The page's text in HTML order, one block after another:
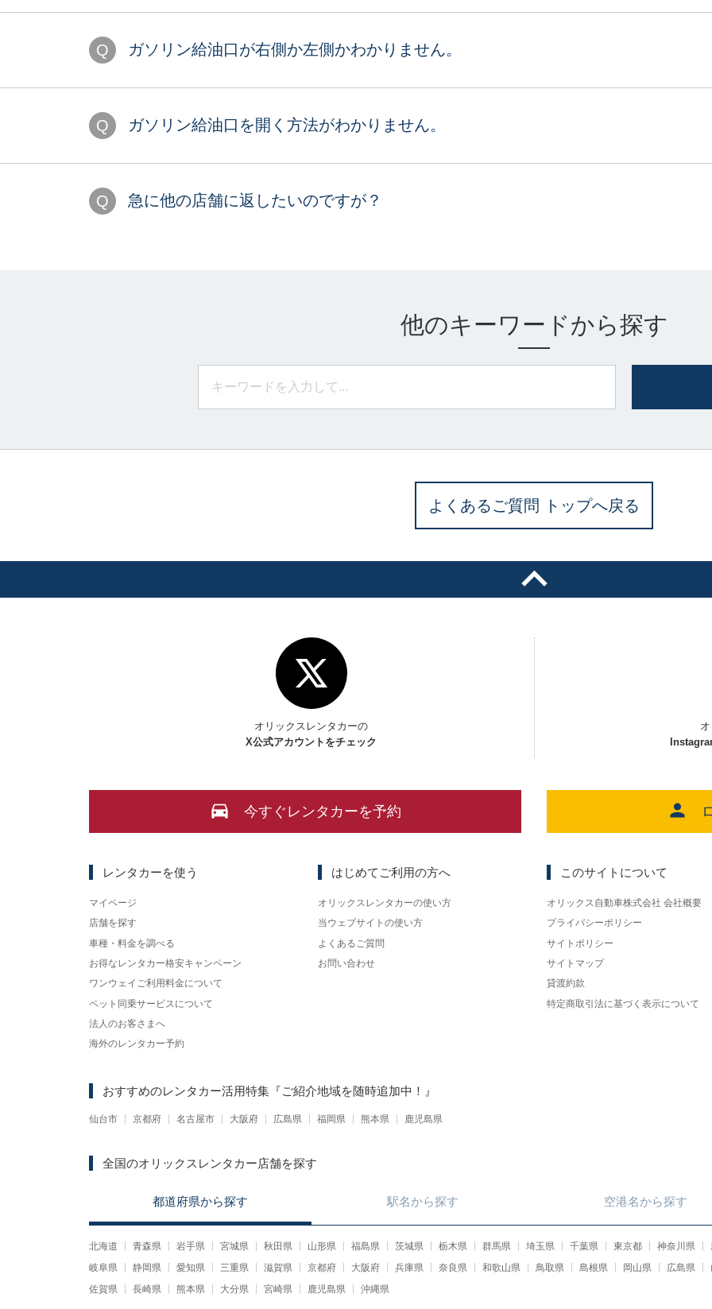
ガソリン給油口が右側か左側かわかりません。
ガソリン給油口を開く方法がわかりません。
急に他の店舗に返したいのですが？
他のキーワードから探す
よくあるご質問 トップへ戻る
オリックスレンタカーの
X公式アカウントをチェック
今すぐレンタカーを予約
レンタカーを使う
マイページ
店舗を探す
車種・料金を調べる
お得なレンタカー格安キャンペーン
ワンウェイご利用料金について
ペット同乗サービスについて
法人のお客さまへ
海外のレンタカー予約
はじめてご利用の方へ
オリックスレンタカーの使い方
当ウェブサイトの使い方
よくあるご質問
お問い合わせ
このサイトについて
オリックス自動車株式会社 会社概要
プライバシーポリシー
サイトポリシー
サイトマップ
貸渡約款
特定商取引法に基づく表示について
おすすめのレンタカー活用特集 『ご紹介地域を随時追加中！』
仙台市 京都府 名古屋市 大阪府 広島県 福岡県 熊本県 鹿児島県
全国のオリックスレンタカー店舗を探す
都道府県から探す 駅名から探す 空港名から探す
北海道 青森県 岩手県 宮城県 秋田県 山形県 福島県 茨城県 栃木県 群馬県 埼玉県 千葉県 東京都 神奈川県
岐阜県
静岡県 愛知県 三重県 滋賀県 京都府 大阪府 兵庫県 奈良県 和歌山県 鳥取県 島根県 岡山県 広島県
佐賀県
長崎県 熊本県 大分県 宮崎県 鹿児島県 沖縄県